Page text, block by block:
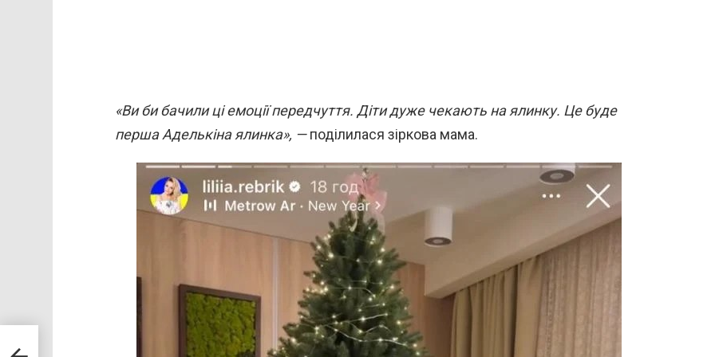
«Ви би бачили ці емоції передчуття. Діти дуже чекають на ялинку. Це буде
перша Аделькіна ялинка», —поділилася зіркова мама.